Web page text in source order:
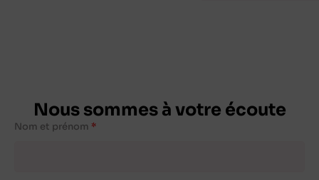
Nous sommes à votre écoute
Nom et prénom